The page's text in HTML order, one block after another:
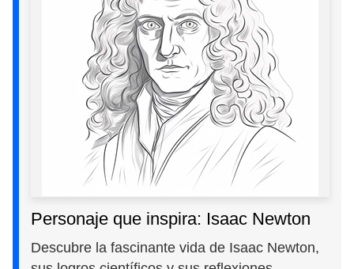
Personaje que inspira: Isaac Newton
Descubre la fascinante vida de Isaac Newton,